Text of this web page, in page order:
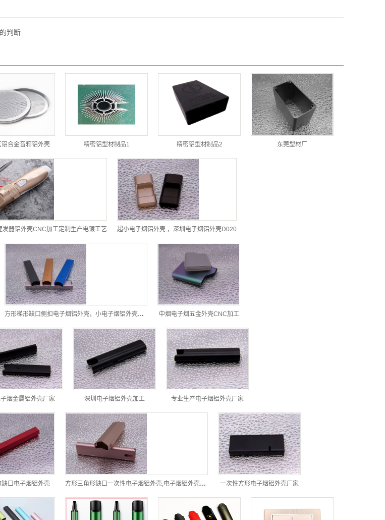
判断
铝合金音箱铝外壳 精密铝型材制品1 精密铝型材制品2 东莞型材厂
发器铝外壳CNC加工定制生产电镀工艺 超小电子烟铝外壳 ，深圳电子烟铝外壳D020
方形梯形缺口侧扣电子烟铝外壳，小电子烟铝外壳CNC加工 中烟电子烟五金外壳CNC加工
烟金属铝外壳厂家 深圳电子烟铝外壳加工 专业生产电子烟铝外壳厂家
缺口电子烟铝外壳 方形三角形缺口一次性电子烟铝外壳,电子烟铝外壳厂家 一次性方形电子烟铝外壳厂家